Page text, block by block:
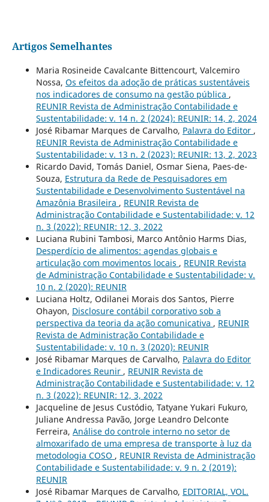
Artigos Semelhantes
Maria Rosineide Cavalcante Bittencourt, Valcemiro
Nossa, Os efeitos da adoção de práticas sustentáveis
nos indicadores de consumo na gestão pública ,
REUNIR Revista de Administração Contabilidade e
Sustentabilidade: v. 14 n. 2 (2024): REUNIR: 14, 2, 2024
José Ribamar Marques de Carvalho, Palavra do Editor ,
REUNIR Revista de Administração Contabilidade e
Sustentabilidade: v. 13 n. 2 (2023): REUNIR: 13, 2, 2023
Ricardo David, Tomás Daniel, Osmar Siena, Paes-de-
Souza, Estrutura da Rede de Pesquisadores em
Sustentabilidade e Desenvolvimento Sustentável na
Amazônia Brasileira , REUNIR Revista de
Administração Contabilidade e Sustentabilidade: v. 12
n. 3 (2022): REUNIR: 12, 3, 2022
Luciana Rubini Tambosi, Marco Antônio Harms Dias,
Desperdício de alimentos: agendas globais e
articulação com movimentos locais , REUNIR Revista
de Administração Contabilidade e Sustentabilidade: v.
10 n. 2 (2020): REUNIR
Luciana Holtz, Odilanei Morais dos Santos, Pierre
Ohayon, Disclosure contábil corporativo sob a
perspectiva da teoria da ação comunicativa , REUNIR
Revista de Administração Contabilidade e
Sustentabilidade: v. 10 n. 3 (2020): REUNIR
José Ribamar Marques de Carvalho, Palavra do Editor
e Indicadores Reunir , REUNIR Revista de
Administração Contabilidade e Sustentabilidade: v. 12
n. 3 (2022): REUNIR: 12, 3, 2022
Jacqueline de Jesus Custódio, Tatyane Yukari Fukuro,
Juliane Andressa Pavão, Jorge Leandro Delconte
Ferreira, Análise do controle interno no setor de
almoxarifado de uma empresa de transporte à luz da
metodologia COSO , REUNIR Revista de Administração
Contabilidade e Sustentabilidade: v. 9 n. 2 (2019):
REUNIR
José Ribamar Marques de Carvalho, EDITORIAL, VOL.